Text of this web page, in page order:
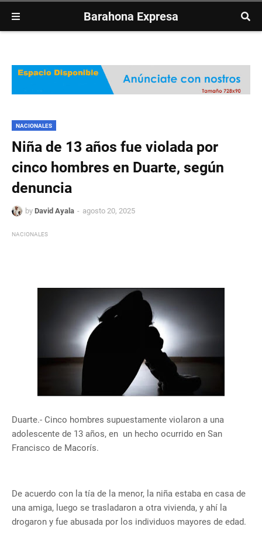
Barahona Expresa
NACIONALES
Niña de 13 años fue violada por
cinco hombres en Duarte, según
denuncia
by David Ayala agosto 20, 2025
NACIONALES
Duarte.- Cinco hombres supuestamente violaron a una
adolescente de 13 años, en un hecho ocurrido en San
Francisco de Macorís.
De acuerdo con la tía de la menor, la niña estaba en casa de
una amiga, luego se trasladaron a otra vivienda, y ahí la
drogaron y fue abusada por los individuos mayores de edad.